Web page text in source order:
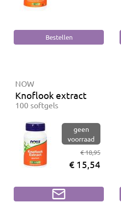
NOW
Knoflook extract
100 softgels
geen
voorraad
€ 18,95
€ 15,54